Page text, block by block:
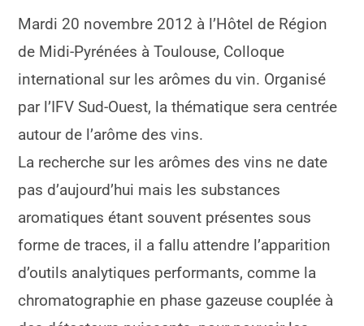
Mardi 20 novembre 2012 à l’Hôtel de Région
de Midi-Pyrénées à Toulouse, Colloque
international sur les arômes du vin. Organisé
par l’IFV Sud-Ouest, la thématique sera centrée
autour de l’arôme des vins.
La recherche sur les arômes des vins ne date
pas d’aujourd’hui mais les substances
aromatiques étant souvent présentes sous
forme de traces, il a fallu attendre l’apparition
d’outils analytiques performants, comme la
chromatographie en phase gazeuse couplée à